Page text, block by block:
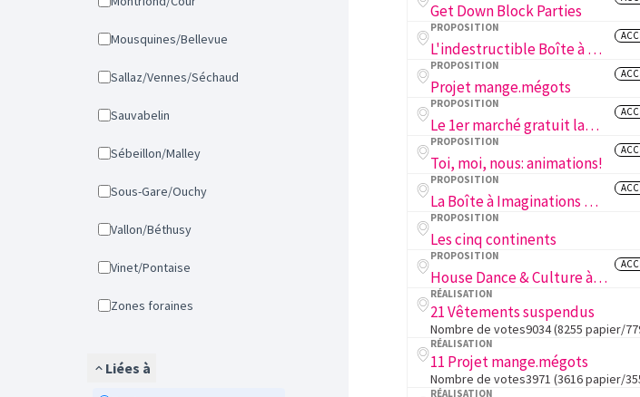
Mousquines/Bellevue
Sallaz/Vennes/Séchaud
Sauvabelin
Sébeillon/Malley
Sous-Gare/Ouchy
Vallon/Béthusy
Vinet/Pontaise
Zones foraines
Liées à
Get Down Block Parties
PROPOSITION
L'indestructible Boîte à Livres
PROPOSITION
Projet mange.mégots
PROPOSITION
Le 1er marché gratuit lausannois
PROPOSITION
Toi, moi, nous: animations!
PROPOSITION
La Boîte à Imaginations & La Boîte des Changes
PROPOSITION
Les cinq continents
PROPOSITION
House Dance & Culture à Lausanne
RÉALISATION
21 Vêtements suspendus
RÉALISATION
11 Projet mange.mégots
RÉALISATION